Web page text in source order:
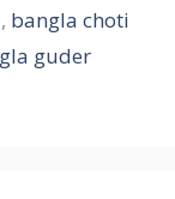
, bangla choti
guder